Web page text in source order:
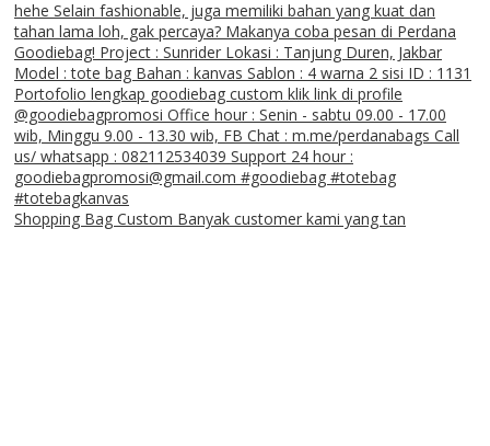
Shopping Bag Custom Banyak customer kami yang tan